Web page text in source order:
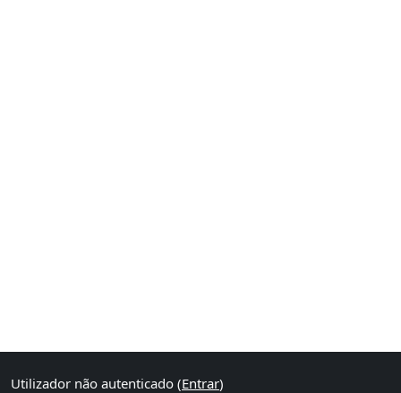
Utilizador não autenticado (Entrar)